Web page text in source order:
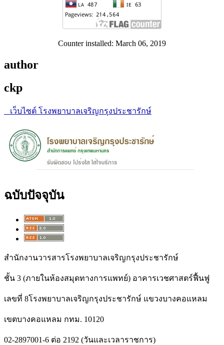
Counter installed: March 06, 2019
author
ckp
เว็บไซต์ โรงพยาบาลเจริญกรุงประชารักษ์
ฉบับปัจจุบัน
สำนักงานวารสารโรงพยาบาลเจริญกรุงประชารักษ์
ชั้น 3 (ภายในห้องสมุดทางการแพทย์) อาคารเวชศาสตร์ฟื้นฟู
เลขที่ 8โรงพยาบาลเจริญกรุงประชารักษ์ แขวงบางคอแหลม
เขตบางคอแหลม กทม. 10120
02-2897001-6 ต่อ 2192 (วันและเวลาราชการ)